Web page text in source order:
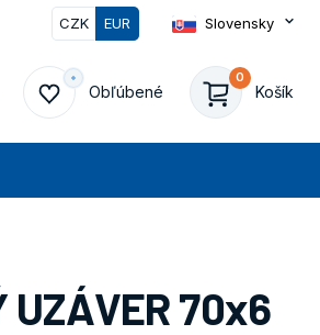
CZK EUR Slovensky
Obľúbené Košík
0
UZÁVER 70x6